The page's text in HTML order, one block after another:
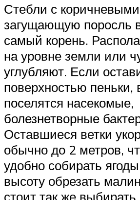
Стебли с
загущающую поросль
самый корень.
на уровне земли или
углубляют. Если
поверхностью пеньки,
поселятся насекомые,
болезнетворные
Оставшиеся ветки
обычно до 2 метров,
удобно собирать
высоту обрезать
стоит так же выбирать